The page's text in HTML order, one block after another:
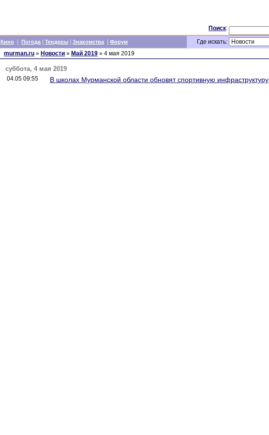
Поиск:
Кино Погода Тендеры Знакомства Форум
Где искать:
murman.ru » Новости » Май 2019 » 4 мая 2019
суббота, 4 мая 2019
04.05 09:55 В школах Мурманской области обновят спортивную инфраструктуру